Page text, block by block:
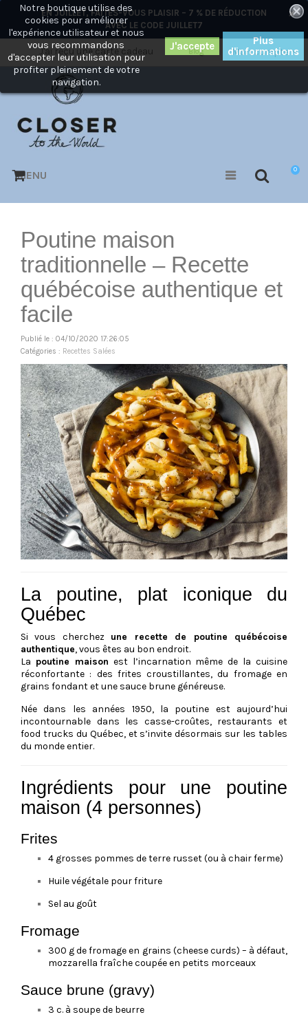
EN JUILLET, FAITES-VOUS PLAISIR – 7 % DE RÉDUCTION
AVEC LE CODE JUILLET7
×
Mon compte
Blog
J'ai reçu une carte cadeau
0
MENU
Notre boutique utilise des
cookies pour améliorer
l'expérience utilisateur et nous
vous recommandons
d'accepter leur utilisation pour
profiter pleinement de votre
navigation.
Plus
d'informations
Poutine maison
traditionnelle – Recette
québécoise authentique et
facile
Publié le : 04/10/2020 17:26:05
Catégories : Recettes Salées
La poutine, plat iconique du
Québec
Si vous cherchez une recette de poutine québécoise
authentique, vous êtes au bon endroit.
La poutine maison est l’incarnation même de la cuisine
réconfortante : des frites croustillantes, du fromage en
grains fondant et une sauce brune généreuse.
Née dans les années 1950, la poutine est aujourd’hui
incontournable dans les casse-croûtes, restaurants et
food trucks du Québec, et s’invite désormais sur les tables
du monde entier.
Ingrédients pour une poutine
maison (4 personnes)
Frites
4 grosses pommes de terre russet (ou à chair ferme)
Huile végétale pour friture
Sel au goût
Fromage
300 g de fromage en grains (cheese curds) – à défaut,
mozzarella fraîche coupée en petits morceaux
Sauce brune (gravy)
3 c. à soupe de beurre